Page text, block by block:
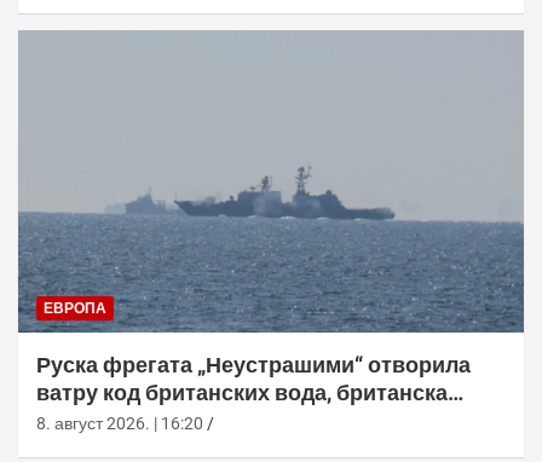
ЕВРОПА
Руска фрегата „Неустрашими“ отворила
ватру код британских вода, британска
морнарица појачала праћење
8. август 2026. | 16:20